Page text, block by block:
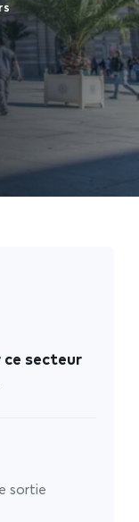
secteur
sortie